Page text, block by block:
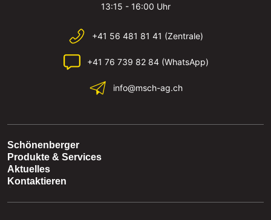
13:15 - 16:00 Uhr
+41 56 481 81 41 (Zentrale)
+41 76 739 82 84 (WhatsApp)
info@msch-ag.ch
Schönenberger
Produkte & Services
Aktuelles
Kontaktieren